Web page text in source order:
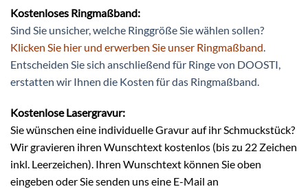
Kostenloses Ringmaßband:
Sind Sie unsicher, welche Ringgröße Sie wählen sollen?
Klicken Sie hier und erwerben Sie unser Ringmaßband
Entscheiden Sie sich anschließend für Ringe von DOOSTI,
erstatten wir Ihnen die Kosten für das Ringmaßband.
Kostenlose Lasergravur:
Sie wünschen eine individuelle Gravur auf ihr Schmuckstück?
Wir gravieren ihren Wunschtext kostenlos (bis zu 22 Zeichen
inkl. Leerzeichen). Ihren Wunschtext können Sie oben
eingeben oder Sie senden uns eine E-Mail an